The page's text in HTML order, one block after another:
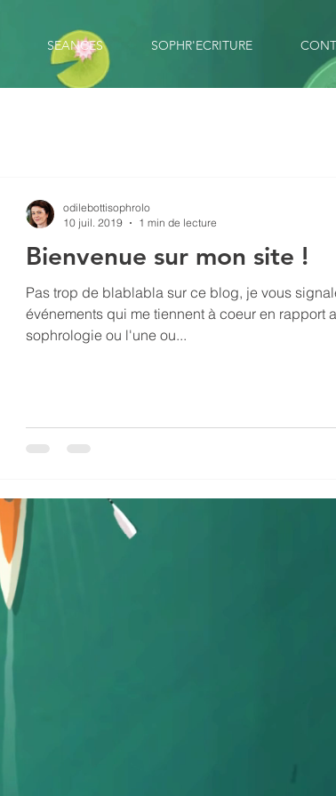
SEANCES SOPHR'ECRITURE
Bienvenue sur mon site !
Pas trop de blablabla sur ce blog, je vous
événements qui me tiennent à coeur en rapport
sophrologie ou l'une ou...
odilebottisophrolo
10 juil. 2019
1 min de lecture